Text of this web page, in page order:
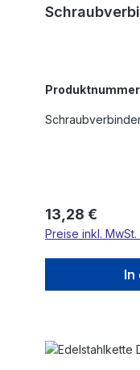
Regulärer Preis:
13,28 €
Preise inkl.
In